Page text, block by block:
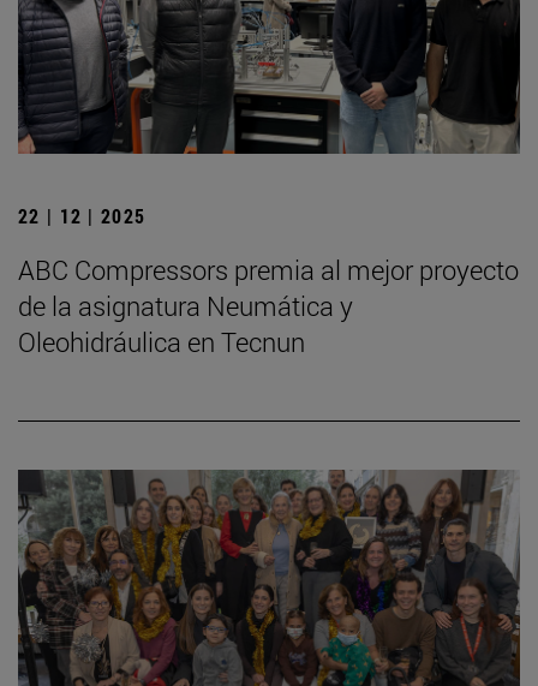
22 | 12 | 2025
ABC Compressors premia al mejor proyecto
de la asignatura Neumática y
Oleohidráulica en Tecnun